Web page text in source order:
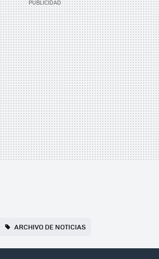
ARCHIVO DE NOTICIAS